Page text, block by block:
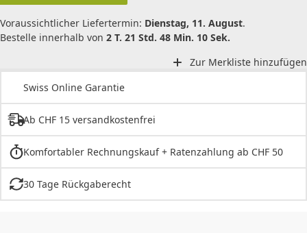
Voraussichtlicher Liefertermin: Dienstag, 11. August.
Bestelle innerhalb von 2 T. 21 Std. 48 Min. 10 Sek.
Zur Merkliste hinzufügen
Swiss Online Garantie
Ab CHF 15 versandkostenfrei
Komfortabler Rechnungskauf + Ratenzahlung ab CHF 50
30 Tage Rückgaberecht